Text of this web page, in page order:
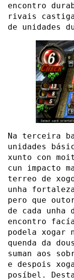
encontro
rivais
de unidades
Na terceira
unidades
xunto con
cun impacto
terreo de
unha
pero que
de cada unha
encontro
podela xogar
quenda da
suman aos
e despois
posíbel.